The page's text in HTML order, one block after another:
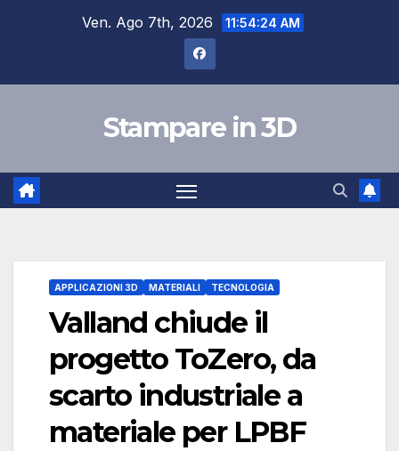
Ven. Ago 7th, 2026 11:54:25 AM
Stampare in 3D
APPLICAZIONI 3D MATERIALI TECNOLOGIA
Valland chiude il
progetto ToZero, da
scarto industriale a
materiale per LPBF